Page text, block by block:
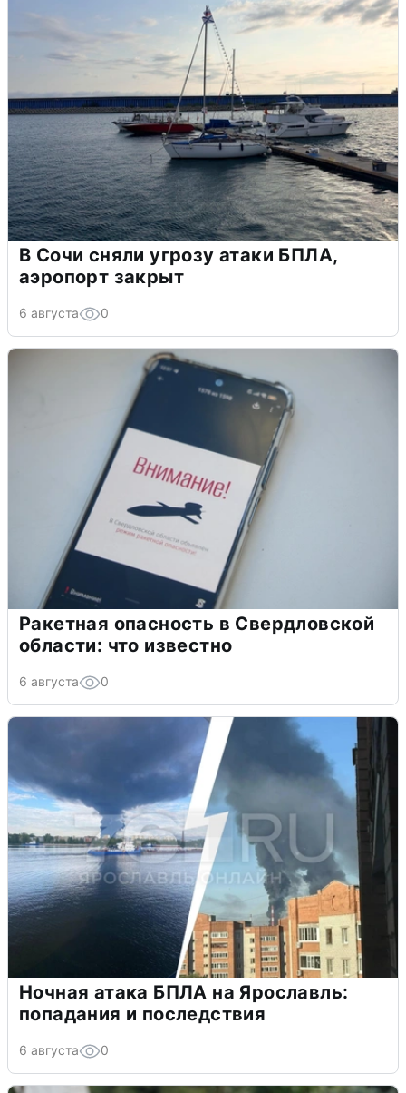
В Сочи сняли угрозу атаки БПЛА,
аэропорт закрыт
6 августа 0
Ракетная опасность в Свердловской
области: что известно
6 августа 0
Ночная атака БПЛА на Ярославль:
попадания и последствия
6 августа 0